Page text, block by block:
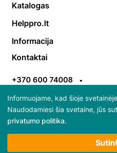
Katalogas
Prekės / aksesuarai
Akcijos
Prekiniai ženklai
Helppro.lt
EGS
ES parama
Informacija
Pristatymo taisyklės
Pirkimo-pardavimo taisyklės
Kontaktai
+370 600 74008
info@helppro.lt
Gabijos g. 38, LT-06157
Informuojame, kad šioje
Naudodamiesi šia svetaine, jūs
privatumo politika.
Daugiau apie slapukus ir jų